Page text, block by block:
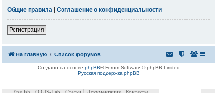
Общие правила | Соглашение о конфиденциальности
Регистрация
На главную Список форумов
Создано на основе phpBB® Forum Software © phpBB Limited
Русская поддержка phpBB
English О GIS-Lab Статьи Документация Контакты